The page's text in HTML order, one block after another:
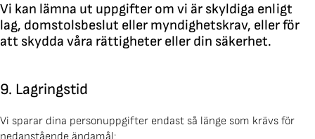
Vi kan lämna ut uppgifter om vi är skyldiga enligt
lag, domstolsbeslut eller myndighetskrav, eller för
att skydda våra rättigheter eller din säkerhet.
9. Lagringstid
Vi sparar dina personuppgifter endast så länge som krävs för